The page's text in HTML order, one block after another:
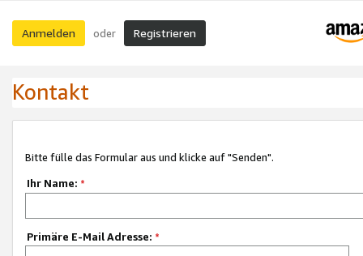
Anmelden oder Registrieren
Kontakt
Bitte fülle das Formular aus und klicke auf "Senden".
Ihr Name: *
Primäre E-Mail Adresse: *